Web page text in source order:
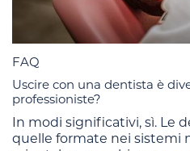
FAQ
Uscire con una dentista è
professioniste?
In modi significativi, sì. Le
quelle formate nei sistemi